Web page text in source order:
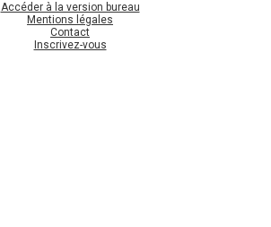
Accéder à la version bureau
Mentions légales
Contact
Inscrivez-vous